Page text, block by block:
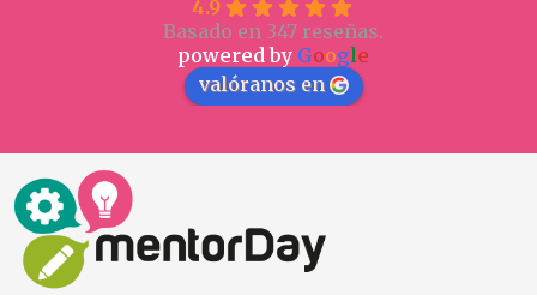
4.9
Basado en 347 reseñas.
powered by Google
valóranos en